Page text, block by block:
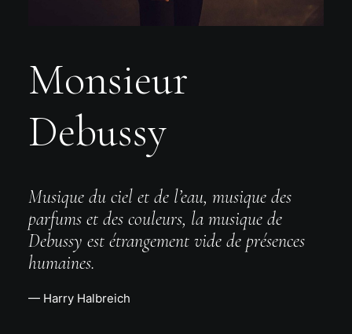
Monsieur
Debussy
Musique du ciel et de l’eau, musique des
parfums et des couleurs, la musique de
Debussy est étrangement vide de présences
humaines.
— Harry Halbreich